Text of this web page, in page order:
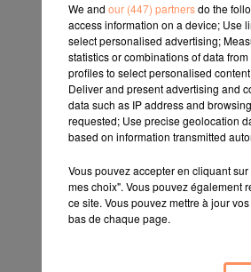
We and our (447) partnersdo the
access information on a device; Use
select personalised advertising;
statistics or combinations of data
profiles to select personalised
Deliver and present advertising and
data such as IP address and
requested; Use precise geolocation
based on information transmitted
Vous pouvez accepter en cliquant
mes choix". Vous pouvez également
ce site. Vous pouvez mettre à jour
bas de chaque page.